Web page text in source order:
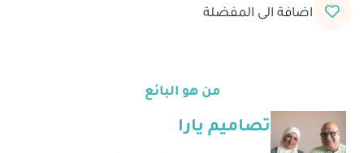
اضافة الى المفضلة
من هو البائع
تصاميم يارا